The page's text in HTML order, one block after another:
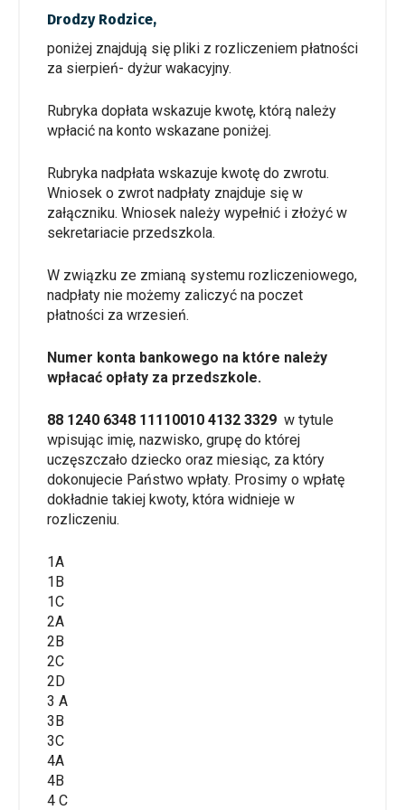
Drodzy Rodzice,
poniżej znajdują się pliki z rozliczeniem płatności
za sierpień- dyżur wakacyjny.
Rubryka dopłata wskazuje kwotę, którą należy
wpłacić na konto wskazane poniżej.
Rubryka nadpłata wskazuje kwotę do zwrotu.
Wniosek o zwrot nadpłaty znajduje się w
załączniku. Wniosek należy wypełnić i złożyć w
sekretariacie przedszkola.
W związku ze zmianą systemu rozliczeniowego,
nadpłaty nie możemy zaliczyć na poczet
płatności za wrzesień.
Numer konta bankowego na które należy
wpłacać opłaty za przedszkole.
88 1240 6348 11110010 4132 3329 w tytule
wpisując imię, nazwisko, grupę do której
uczęszczało dziecko oraz miesiąc, za który
dokonujecie Państwo wpłaty. Prosimy o wpłatę
dokładnie takiej kwoty, która widnieje w
rozliczeniu.
1A
1B
1C
2A
2B
2C
2D
3 A
3B
3C
4A
4B
4 C